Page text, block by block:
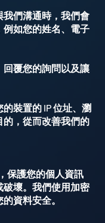
們溝通時，我們會
如您的姓名、電子
覆您的詢問以及讓
的裝置的 IP位址、瀏
，從而改善我們的
保護您的個人資訊
壞。我們使用加密
資料安全。